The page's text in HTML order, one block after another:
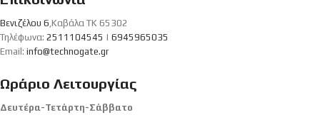
Βενιζέλου 6 ,Καβάλα ΤΚ 65302
Τηλέφωνα: 2511104545 | 6945965035
Email: info@technogate.gr
Ωράριο Λειτουργίας
Δευτέρα-Τετάρτη-Σάββατο